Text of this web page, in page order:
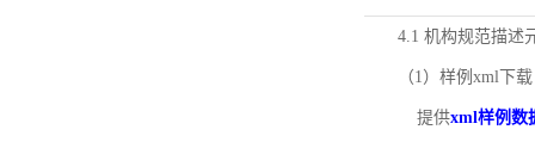
4.1 机构规范描述
（1）样例xml下载
提供xml样例数